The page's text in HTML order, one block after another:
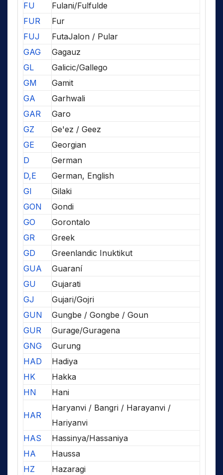
FU
Fulani/Fulfulde
FUR
Fur
FUJ
FutaJalon / Pular
GAG
Gagauz
GL
Galicic/Gallego
GM
Gamit
GA
Garhwali
GAR
Garo
GZ
Ge'ez / Geez
GE
Georgian
D
German
D,E
German, English
GI
Gilaki
GON
Gondi
GO
Gorontalo
GR
Greek
GD
Greenlandic Inuktikut
GUA
Guaraní
GU
Gujarati
GJ
Gujari/Gojri
GUN
Gungbe / Gongbe / Goun
GUR
Gurage/Guragena
GNG
Gurung
HAD
Hadiya
HK
Hakka
HN
Hani
HAR
Haryanvi / Bangri / Harayanvi /
Hariyanvi
HAS
Hassinya/Hassaniya
HA
Haussa
HZ
Hazaragi